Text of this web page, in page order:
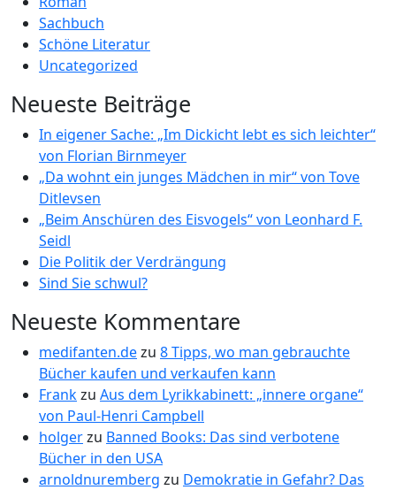
Sachbuch
Schöne Literatur
Uncategorized
Neueste Beiträge
In eigener Sache: „Im Dickicht lebt es sich leichter“
von Florian Birnmeyer
„Da wohnt ein junges Mädchen in mir“ von Tove
Ditlevsen
„Beim Anschüren des Eisvogels“ von Leonhard F.
Seidl
Die Politik der Verdrängung
Sind Sie schwul?
Neueste Kommentare
medifanten.dezu 8 Tipps, wo man gebrauchte
Bücher kaufen und verkaufen kann
Frankzu Aus dem Lyrikkabinett: „innere organe“
von Paul-Henri Campbell
holgerzu Banned Books: Das sind verbotene
Bücher in den USA
arnoldnuremberg zu Demokratie in Gefahr? Das